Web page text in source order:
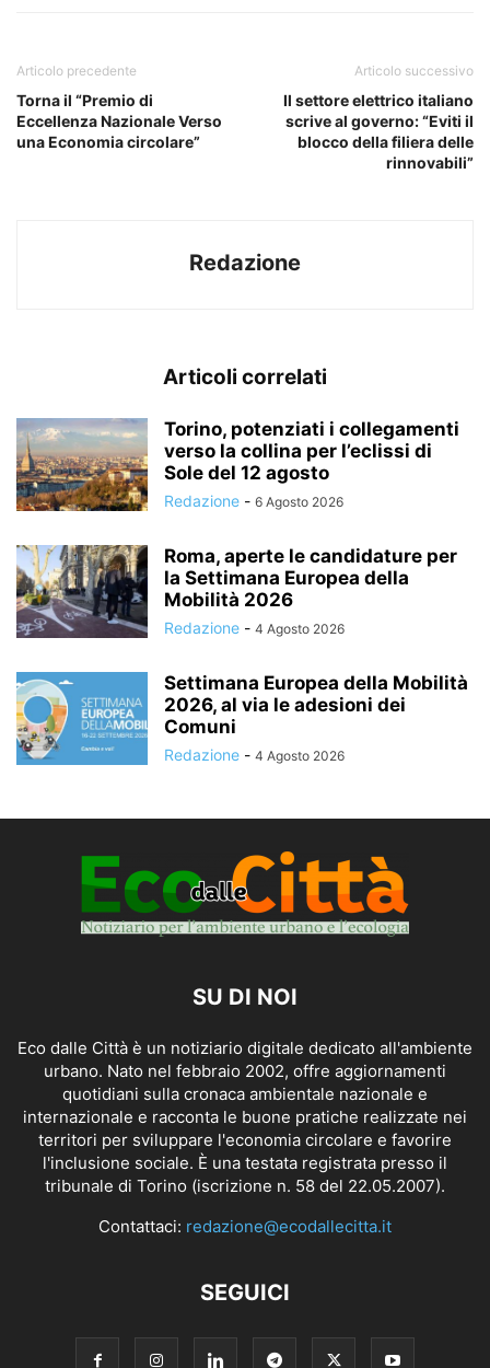
Articolo precedente
Torna il “Premio di
Eccellenza Nazionale Verso
una Economia circolare”
Articolo successivo
Il settore elettrico italiano
scrive al governo: “Eviti il
blocco della filiera delle
rinnovabili”
Redazione
Articoli correlati
Torino, potenziati i collegamenti
verso la collina per l’eclissi di
Sole del 12 agosto
Redazione - 6 Agosto 2026
Roma, aperte le candidature per
la Settimana Europea della
Mobilità 2026
Redazione - 4 Agosto 2026
Settimana Europea della Mobilità
2026, al via le adesioni dei
Comuni
Redazione - 4 Agosto 2026
SU DI NOI
Eco dalle Città è un notiziario digitale dedicato all'ambiente
urbano. Nato nel febbraio 2002, offre aggiornamenti
quotidiani sulla cronaca ambientale nazionale e
internazionale e racconta le buone pratiche realizzate nei
territori per sviluppare l'economia circolare e favorire
l'inclusione sociale. È una testata registrata presso il
tribunale di Torino (iscrizione n. 58 del 22.05.2007).
Contattaci: redazione@ecodallecitta.it
SEGUICI